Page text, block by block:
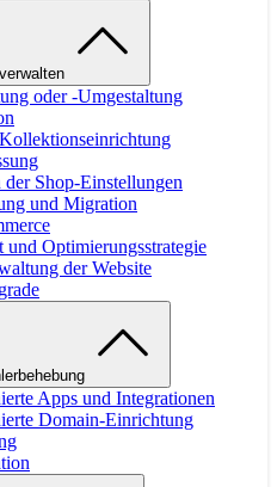
oder -Umgestaltung
Shop-Einstellungen
und Migration
und Optimierungsstrategie
der Website
Apps und Integrationen
Domain-Einrichtung